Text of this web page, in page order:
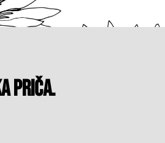
priča.